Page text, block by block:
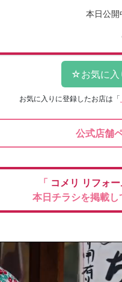
本日公開
お気に入りに登録したお店は 「
公式店舗
「 コメリ リフォ
本日チラシを掲載し